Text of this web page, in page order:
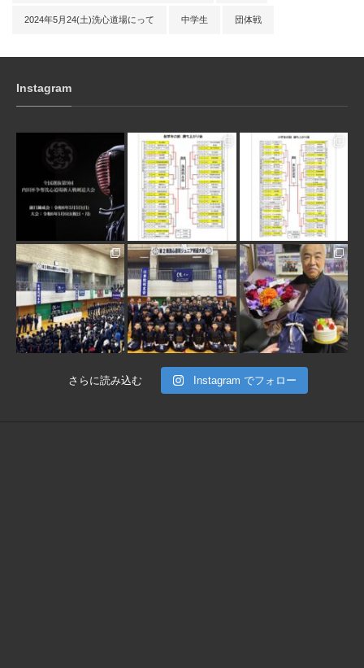
2024年5月24(土)洗心道場にって 中学生 団体戦
Instagram
1月 31 1月 31
1月 30 1月 30 1月 28
さらに読み込む Instagram でフォロー